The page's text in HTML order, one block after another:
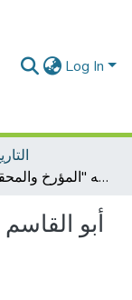
Log In
أبو القاسم سعد الله "المؤرخ والمحقق والمترجم"
أبو